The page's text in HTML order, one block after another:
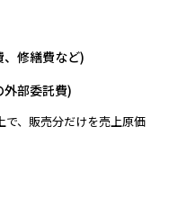
修繕費など)
部委託費)
、販売分だけを売上原価